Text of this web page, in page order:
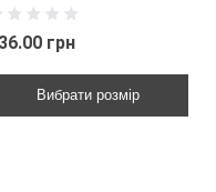
грн
Вибрати розмір